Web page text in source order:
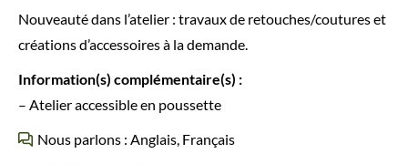
Nouveauté dans l’atelier : travaux de retouches/coutures et
créations d’accessoires à la demande.
Information(s) complémentaire(s) :
– Atelier accessible en poussette
Nous parlons : Anglais, Français